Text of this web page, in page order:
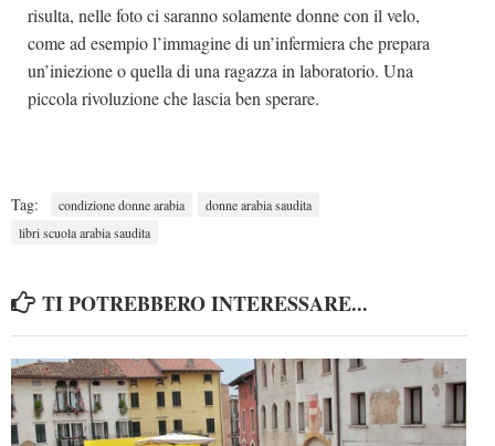
Marketing
risulta, nelle foto ci saranno solamente donne con il velo,
come ad esempio l’immagine di un’infermiera che prepara
un’iniezione o quella di una ragazza in laboratorio. Una
piccola rivoluzione che lascia ben sperare.
Tag: condizione donne arabia
donne arabia saudita
libri scuola arabia saudita
TI POTREBBERO INTERESSARE...